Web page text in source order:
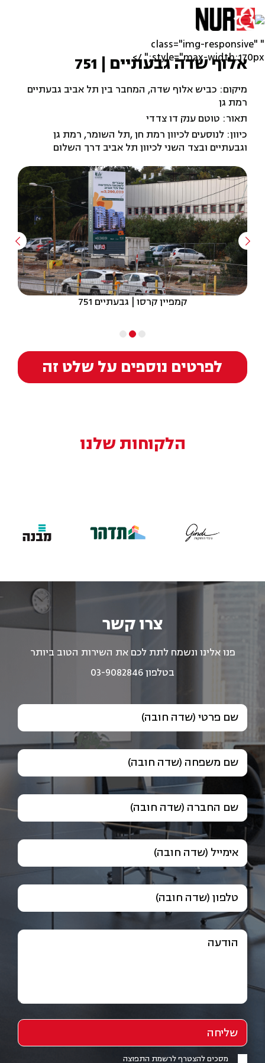
" class="img-responsive"
style="max-width:170px;" />
אלוף שדה גבעתיים | 751
מיקום: כביש אלוף שדה, המחבר בין תל אביב גבעתיים
רמת גן
תאור: טוטם ענק דו צדדי
כיוון: לנוסעים לכיוון רמת חן ,תל השומר, רמת גן
וגבעתיים ובצד השני לכיוון תל אביב דרך השלום
קמפיין קרסו | גבעתיים 751
לפרטים נוספים על שלט זה
הלקוחות שלנו
צרו קשר
פנו אלינו ונשמח לתת לכם את השירות הטוב ביותר
בטלפון 03-9082846
שם פרטי (שדה חובה)
שם משפחה (שדה חובה)
שם החברה (שדה חובה)
אימייל (שדה חובה)
טלפון (שדה חובה)
הודעה
מסכים להצטרף לרשמת התפוצה